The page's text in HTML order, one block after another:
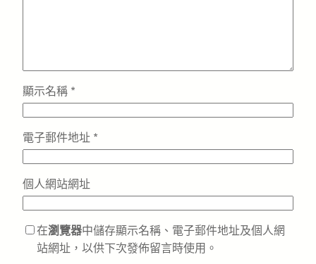
顯示名稱 *
電子郵件地址 *
個人網站網址
在瀏覽器中儲存顯示名稱、電子郵件地址及個人網
站網址，以供下次發佈留言時使用。